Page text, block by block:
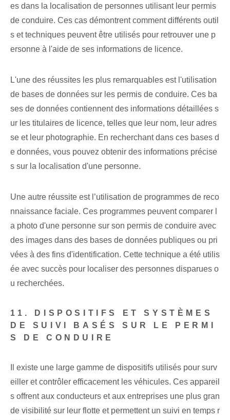
es dans la localisation de personnes utilisant leur permis
de conduire. Ces cas démontrent comment différents outil
s et techniques peuvent être utilisés pour retrouver une p
ersonne à l'aide de ses informations de licence.
L'une des réussites les plus remarquables est l'utilisation
de bases de données sur les permis de conduire. Ces ba
ses de données contiennent des informations détaillées s
ur les titulaires de licence, telles que leur nom, leur adres
se et leur photographie. En recherchant dans ces bases d
e données, vous pouvez obtenir des informations précise
s sur la localisation d'une personne.
Une autre réussite est l’utilisation de programmes de reco
nnaissance faciale. Ces programmes peuvent comparer l
a photo d'une personne sur son permis de conduire avec
des images dans des bases de données publiques ou pri
vées à des fins d'identification. Cette technique a été utilis
ée avec succès pour localiser des personnes disparues o
u recherchées.
11. DISPOSITIFS ET SYSTÈMES
DE SUIVI BASÉS SUR LE PERMI
S DE CONDUIRE
Il existe une large gamme de dispositifs utilisés pour surv
eiller et contrôler efficacement les véhicules. Ces appareil
s offrent aux conducteurs et aux entreprises une plus gran
de visibilité sur leur flotte et permettent un suivi en temps r